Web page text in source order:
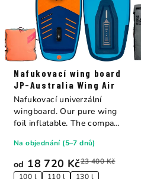
Nafukovací wing board
JP-Australia Wing Air
od 18 720 Kč23 400 Kč
100 l 110 l 130 l
Na objednání (5–7 dnů)
Nafukovací univerzální
wingboard. Our pure wing
foil inflatable. The compact